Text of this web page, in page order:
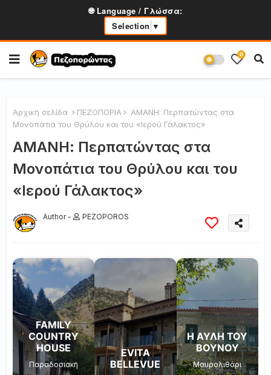
🌐 Language / Γλώσσα:
Selection ▼
0
Αρχική σελίδα ΠΕΖΟΠΟΡΙΑ
ΑΜΑΝΗ: Περπατώντας στα
Μονοπάτια του Θρύλου και του «Ιερού Γάλακτος»
ΑΜΑΝΗ: Περπατώντας στα
Μονοπάτια του Θρύλου και του
«Ιερού Γάλακτος»
Author - PEZOPOROS
FAMILY
COUNTRY
HOUSE
Παραδοσιακή
EVITA
BELLEVUE
Η ΑΥΛΉ ΤΟΥ
ΒΟΥΝΟΎ
Μαυρολιθάρι